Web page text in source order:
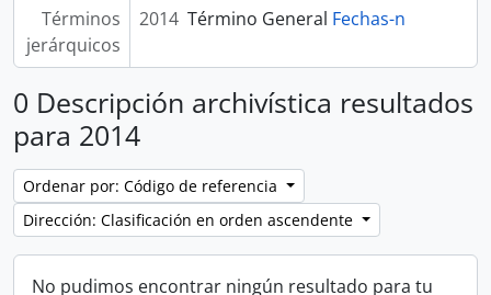
Términos
jerárquicos
2014 Término General Fechas-n
0 Descripción archivística resultados
para 2014
Ordenar por: Código de referencia
Dirección: Clasificación en orden ascendente
No pudimos encontrar ningún resultado para tu